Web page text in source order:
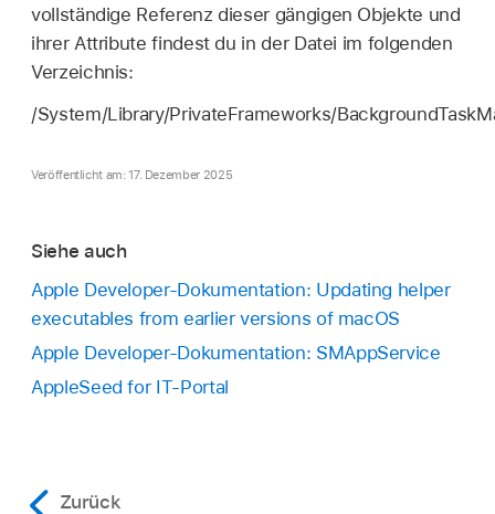
vollständige Referenz dieser gängigen Objekte und
ihrer Attribute findest du in der Datei im folgenden
Verzeichnis:
/System/Library/PrivateFrameworks/
Veröffentlicht am: 17. Dezember 2025
Siehe auch
Apple Developer-Dokumentation: Updating helper
executables from earlier versions of macOS
Apple Developer-Dokumentation: SMAppService
AppleSeed for IT-Portal
Zurück